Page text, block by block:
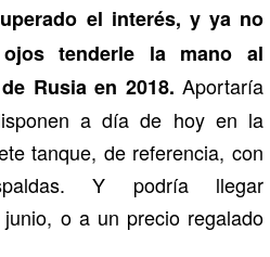
el interés, y ya no
tenderle la mano al
Rusia en 2018. Aportaría
a día de hoy en la
tanque, de referencia, con
Y podría llegar
o a un precio regalado